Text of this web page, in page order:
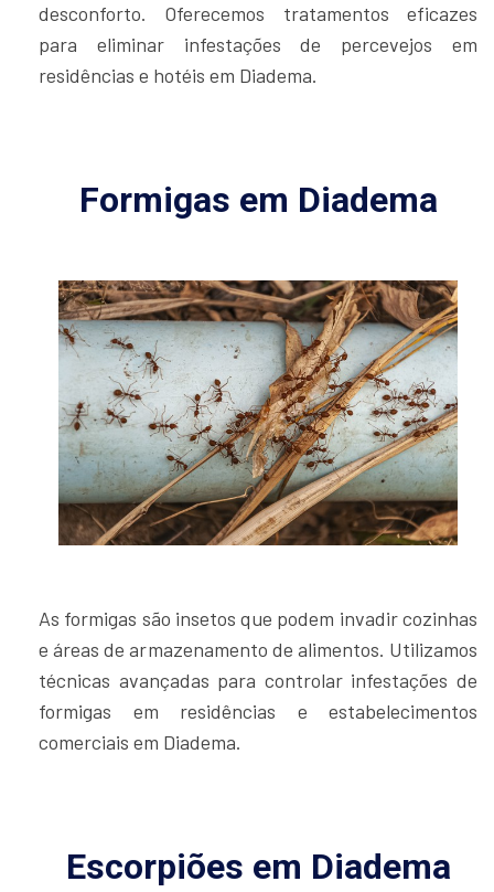
desconforto. Oferecemos tratamentos eficazes
para eliminar infestações de percevejos em
residências e hotéis em Diadema.
Formigas em Diadema
As formigas são insetos que podem invadir cozinhas
e áreas de armazenamento de alimentos. Utilizamos
técnicas avançadas para controlar infestações de
formigas em residências e estabelecimentos
comerciais em Diadema.
Escorpiões em Diadema